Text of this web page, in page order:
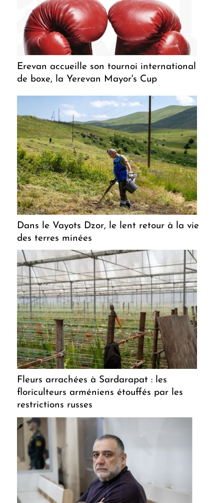
Erevan accueille son tournoi international
de boxe, la Yerevan Mayor's Cup
Dans le Vayots Dzor, le lent retour à la vie
des terres minées
Fleurs arrachées à Sardarapat : les
floriculteurs arméniens étouffés par les
restrictions russes